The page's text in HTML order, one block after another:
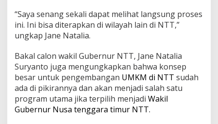
“Saya senang sekali dapat melihat langsung proses
ini. Ini bisa diterapkan di wilayah lain di NTT,”
ungkap Jane Natalia.
Bakal calon wakil Gubernur NTT, Jane Natalia
Suryanto juga mengungkapkan bahwa konsep
besar untuk pengembangan UMKM di NTT sudah
ada di pikirannya dan akan menjadi salah satu
program utama jika terpilih menjadi Wakil
Gubernur Nusa tenggara timur NTT.